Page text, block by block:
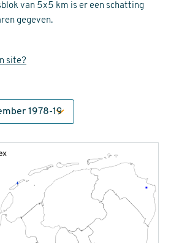
van 5x5 km is er een schatting
gegeven.
site?